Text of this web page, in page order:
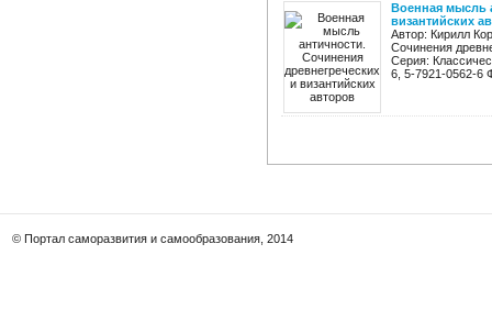
Военная мысль
византийских
Автор: Кирилл
Сочинения
Серия:
6, 5-7921-0562-6
© Портал саморазвития и самообразования, 2014